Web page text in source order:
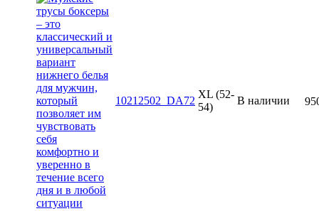
10212502_DA72
XL (52-
54)
В наличии